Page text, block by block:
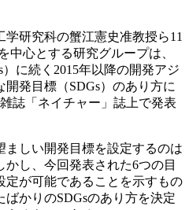
研究科の蟹江憲史准教授ら11
中心とする研究グループは、
に続く2015年以降の開発アジ
発目標（SDGs）のあり方に
誌「ネイチャー」誌上で発表
ましい開発目標を設定するのは
し、今回発表された6つの目
定が可能であることを示すもの
かりのSDGsのあり方を決定